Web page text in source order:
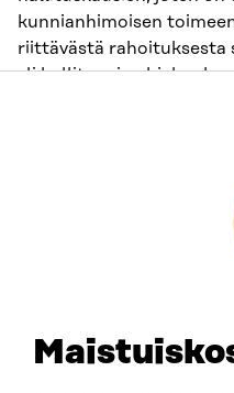
kunnianhimoisen
riittävästä rahoituksesta
yli hallitus- ja
Näihin
Varmistetaan
hallitusohjelman